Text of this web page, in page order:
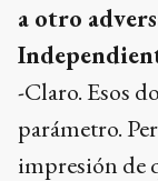
a otro
-Claro. Esos
parámetro.
impresión de